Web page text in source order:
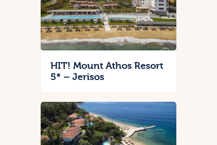
Srbija
Zima 2024.
Kontakt
HIT! Mount Athos Resort
5* – Jerisos